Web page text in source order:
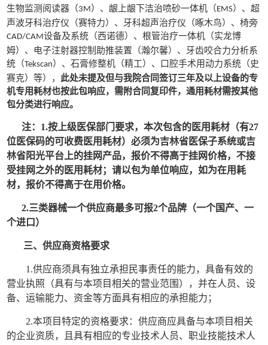
生物监测阅读器（ 3M ）、龈上龈下洁治喷砂一体机（ EMS）、超
声波牙科治疗仪（赛特力）、牙科超声治疗仪（啄木鸟）、椅旁
CAD/CAM设备及系统（西诺德）、根管治疗一体机（实龙博
姆）、电子注射器控制助推装置（瀚尔馨）、牙齿咬合力分析系
统（Tekscan ）、石膏修整机（精工）、口腔手术用动力系统（史
赛克）等），
此处未提及但与我院合同签订三年及以上设备的专
机专用耗材也按此包响应，需附合同复印件，通用耗材需按其他
包分类进行响应。
注： 1.按上级医保部门要求，本次包含的医用耗材（有27
位医保码的可收费医用耗材）必须为吉林省医保子系统或吉
林省阳光平台上的挂网产品，报价不得高于挂网价格，不接
受挂网之外的医用耗材；请以包为单位响应，如为在用耗
材，报价不得高于在用价格。
2.三类器械一个供应商最多可报2个品牌（一个国产、一
个进口）
三、供应商资格要求
1.供应商须具有独立承担民事责任的能力，具备有效的
营业执照（具有与本项目相关的营业范围），并在人员、设
备、运输能力、资金等方面具有相应的承担能力；
2.本项目特定的资格要求：供应商应具备与本项目相关
的企业资质，且具有相应的专业技术人员、职业技能技术人